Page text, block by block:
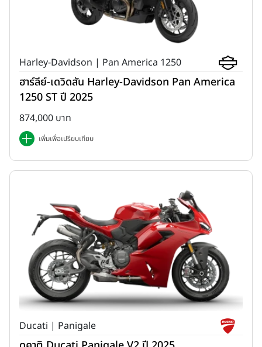
Harley-Davidson | Pan America 1250
ฮาร์ลีย์-เดวิดสัน Harley-Davidson Pan America
1250 ST ปี 2025
874,000 บาท
เพิ่มเพื่อเปรียบเทียบ
Ducati | Panigale